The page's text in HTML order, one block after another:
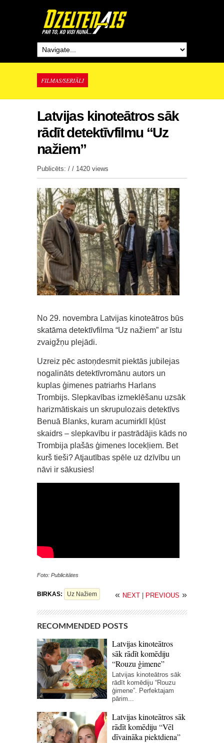
FILMAS/SERIĀLI
Latvijas kinoteātros sāk
rādīt detektīvfilmu “Uz
nažiem”
Publicēts: / / 1420 views
No 29. novembra Latvijas kinoteātros būs
skatāma detektīvfilma “Uz nažiem” ar īstu
zvaigžņu plejādi.
Uzreiz pēc astoņdesmit piektās jubilejas
nogalināts detektīvromānu autors un
kuplas ģimenes patriarhs Harlans
Trombijs. Slepkavības izmeklēšanu uzsāk
harizmātiskais un skrupulozais detektīvs
Benuā Blanks, kuram acumirklī kļūst
skaidrs – slepkavību ir pastrādājis kāds no
Trombija plašās ģimenes locekļiem. Bet
kurš tieši? Atjautības spēle uz dzīvību un
nāvi ir sākusies!
Foto: Publicitātes
BIRKAS: Uz Nažiem « NEXT PREVIOUS »
RECOMMENDED POSTS
Latvijas kinoteātros
sāk rādīt komēdiju
“Rouzu ģimene”
Latvijas kinoteātros sāk
rādīt komēdiju “Rouzu
ģimene”. Perfektajam
pārim...
Latvijas kinoteātros sāk
rādīt komēdiju “Vēl
dīvaināka piektdiena”